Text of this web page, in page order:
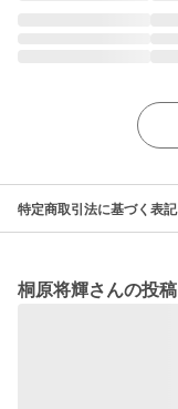
特定商取引法に基づく表記
桐原将輝さんの投稿